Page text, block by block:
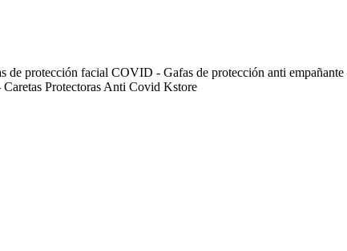
de protección facial COVID - Gafas de protección anti
Protectoras Anti Covid Kstore